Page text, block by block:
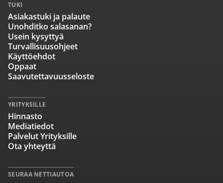
SEURAA NETTIAUTOA
TUKI
Asiakastuki ja palaute
Unohditko salasanan?
Usein kysyttyä
Turvallisuusohjeet
Käyttöehdot
Oppaat
Saavutettavuusseloste
YRITYKSILLE
Hinnasto
Mediatiedot
Palvelut Yrityksille
Ota yhteyttä